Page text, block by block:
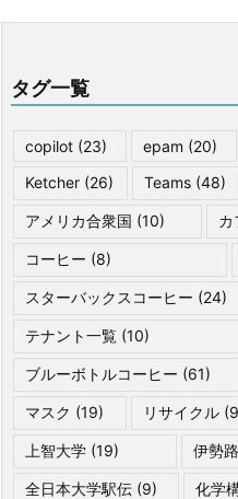
タグ一覧
copilot (23) epam (20)
Ketcher (26) Teams (48)
アメリカ合衆国 (10) カ
コーヒー (8)
スターバックスコーヒー (24)
テナント一覧 (10)
ブルーボトルコーヒー (61)
マスク (19) リサイクル
上智大学 (19) 伊勢路
全日本大学駅伝 (9) 化学